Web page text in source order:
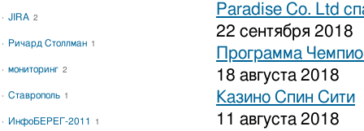
Paradise Co. Ltd
22 сентября 2018
Программа
18 августа 2018
Казино Спин Сити
11 августа 2018
JIRA 2
Ричард Столлман 1
мониторинг 2
Ставрополь 1
ИнфоБЕРЕГ-2011 1